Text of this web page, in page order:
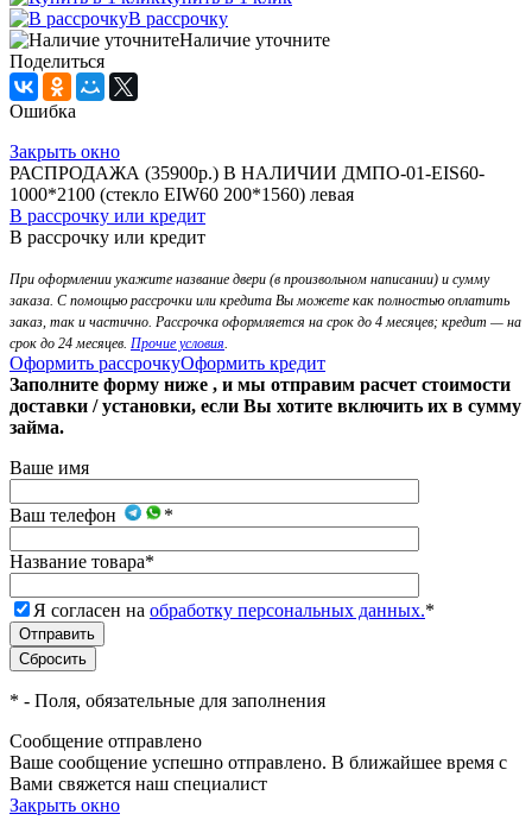
В рассрочку
Наличие уточните
Поделиться
Ошибка
Закрыть окно
РАСПРОДАЖА (35900р.) В НАЛИЧИИ ДМПО-01-EIS60-
1000*2100 (стекло EIW60 200*1560) левая
В рассрочку или кредит
В рассрочку или кредит
При оформлении укажите название двери (в произвольном написании) и сумму
заказа. С помощью рассрочки или кредита Вы можете как полностью оплатить
заказ, так и частично. Рассрочка оформляется на срок до 4 месяцев; кредит — на
срок до 24 месяцев. Прочие условия.
Оформить рассрочкуОформить кредит
Заполните форму ниже , и мы отправим расчет стоимости
доставки / установки, если Вы хотите включить их в сумму
займа.
Ваше имя
Ваш телефон *
Название товара*
Я согласен на обработку персональных данных.*
* - Поля, обязательные для заполнения
Сообщение отправлено
Ваше сообщение успешно отправлено. В ближайшее время с
Вами свяжется наш специалист
Закрыть окно